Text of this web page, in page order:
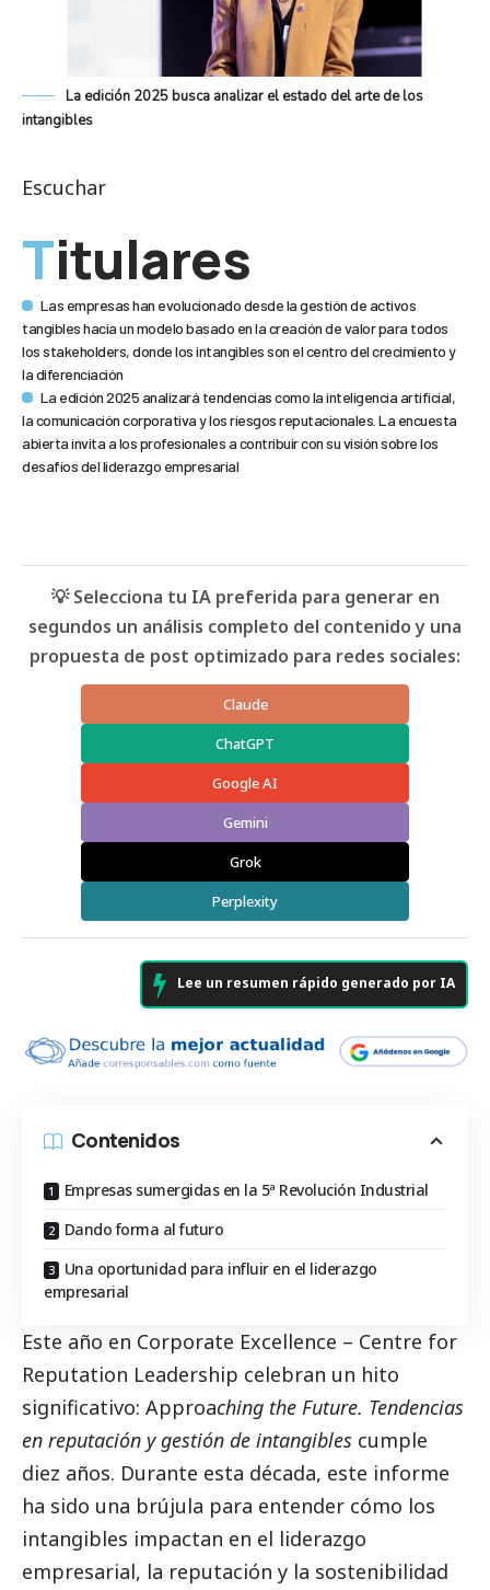
La edición 2025 busca analizar el estado del arte de los
intangibles
Escuchar
Titulares
Las empresas han evolucionado desde la gestión de activos
tangibles hacia un modelo basado en la creación de valor para todos
los stakeholders, donde los intangibles son el centro del crecimiento y
la diferenciación
La edición 2025 analizará tendencias como la inteligencia artificial,
la comunicación corporativa y los riesgos reputacionales. La encuesta
abierta invita a los profesionales a contribuir con su visión sobre los
desafíos del liderazgo empresarial
💡 Selecciona tu IA preferida para generar en
segundos un análisis completo del contenido y una
propuesta de post optimizado para redes sociales:
Claude
ChatGPT
Google AI
Gemini
Grok
Perplexity
Lee un resumen rápido generado por IA
Contenidos
Empresas sumergidas en la 5ª Revolución Industrial
Dando forma al futuro
Una oportunidad para influir en el liderazgo
empresarial
Este año en Corporate Excellence – Centre for
Reputation Leadership celebran un hito
significativo: Approaching the Future. Tendencias
en reputación y gestión de intangibles cumple
diez años. Durante esta década, este informe
ha sido una brújula para entender cómo los
intangibles impactan en el liderazgo
empresarial, la reputación y la sostenibilidad